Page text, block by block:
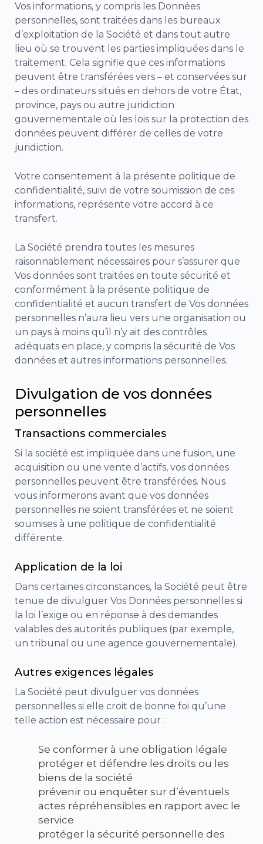
Vos informations, y compris les Données
personnelles, sont traitées dans les bureaux
d’exploitation de la Société et dans tout autre
lieu où se trouvent les parties impliquées dans le
traitement. Cela signifie que ces informations
peuvent être transférées vers – et conservées sur
– des ordinateurs situés en dehors de votre État,
province, pays ou autre juridiction
gouvernementale où les lois sur la protection des
données peuvent différer de celles de votre
juridiction.
Votre consentement à la présente politique de
confidentialité, suivi de votre soumission de ces
informations, représente votre accord à ce
transfert.
La Société prendra toutes les mesures
raisonnablement nécessaires pour s’assurer que
Vos données sont traitées en toute sécurité et
conformément à la présente politique de
confidentialité et aucun transfert de Vos données
personnelles n’aura lieu vers une organisation ou
un pays à moins qu’il n’y ait des contrôles
adéquats en place, y compris la sécurité de Vos
données et autres informations personnelles.
Divulgation de vos données
personnelles
Transactions commerciales
Si la société est impliquée dans une fusion, une
acquisition ou une vente d’actifs, vos données
personnelles peuvent être transférées. Nous
vous informerons avant que vos données
personnelles ne soient transférées et ne soient
soumises à une politique de confidentialité
différente.
Application de la loi
Dans certaines circonstances, la Société peut être
tenue de divulguer Vos Données personnelles si
la loi l’exige ou en réponse à des demandes
valables des autorités publiques (par exemple,
un tribunal ou une agence gouvernementale).
Autres exigences légales
La Société peut divulguer vos données
personnelles si elle croit de bonne foi qu’une
telle action est nécessaire pour :
Se conformer à une obligation légale
protéger et défendre les droits ou les
biens de la société
prévenir ou enquêter sur d’éventuels
actes répréhensibles en rapport avec le
service
protéger la sécurité personnelle des